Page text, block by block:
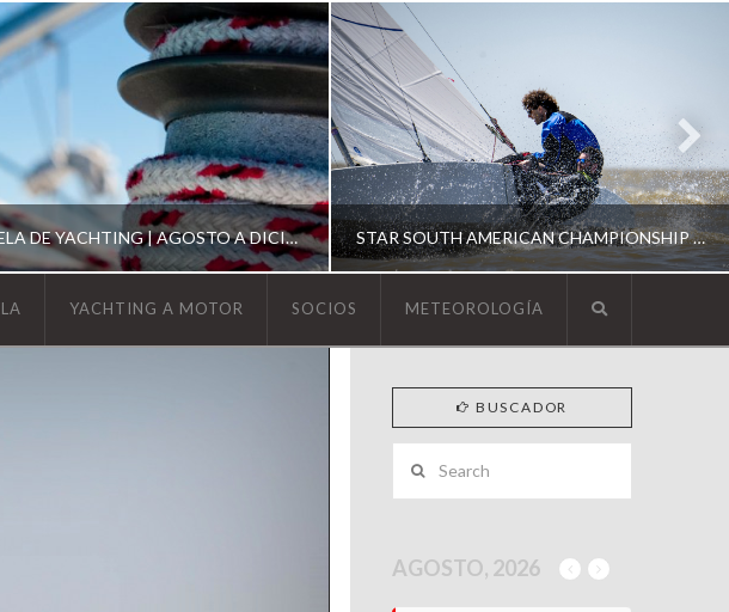
ESCUELA DE YACHTING | AGOSTO A DICIEMBRE 2026 STAR SOUTH AMERICAN CHAMPIONSHIP 2026
SOUTH AMERICAN STAR 2026
YACHTING A MOTOR SOCIOS METEOROLOGÍA
BUSCADOR
AGOSTO, 2026